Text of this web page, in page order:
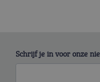
Schrijf je in voor onze